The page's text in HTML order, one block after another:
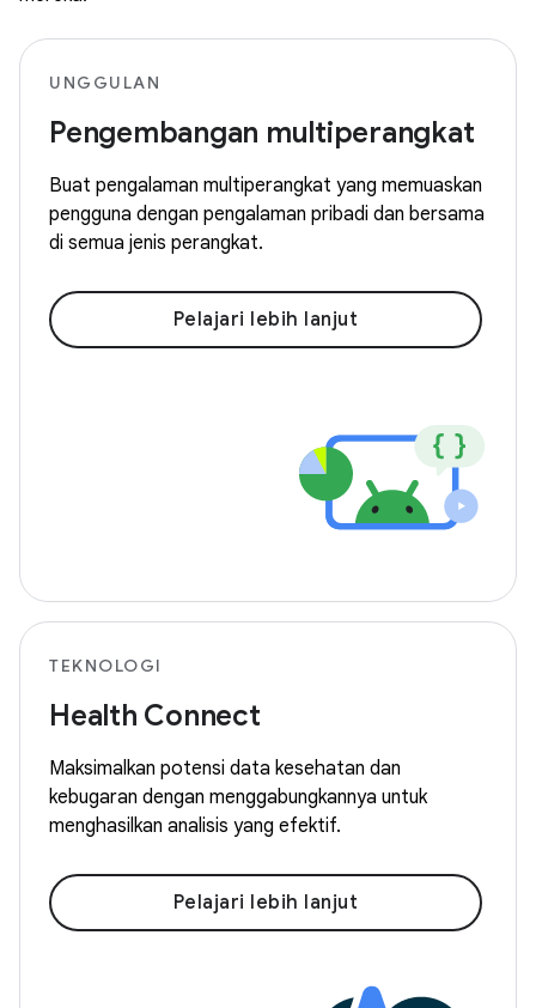
UNGGULAN
Pengembangan multiperangkat
Buat pengalaman multiperangkat yang memuaskan
pengguna dengan pengalaman pribadi dan bersama
di semua jenis perangkat.
Pelajari lebih lanjut
TEKNOLOGI
Health Connect
Maksimalkan potensi data kesehatan dan
kebugaran dengan menggabungkannya untuk
menghasilkan analisis yang efektif.
Pelajari lebih lanjut